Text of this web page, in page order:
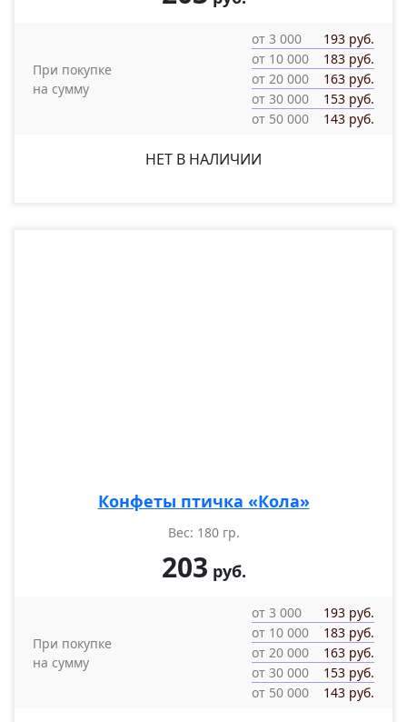
При покупке
на сумму
от 3 000
193 руб.
от 10 000
183 руб.
от 20 000
163 руб.
от 30 000
153 руб.
от 50 000
143 руб.
НЕТ В НАЛИЧИИ
Конфеты птичка «Кола»
Вес: 180 гр.
203 руб.
При покупке
на сумму
от 3 000
193 руб.
от 10 000
183 руб.
от 20 000
163 руб.
от 30 000
153 руб.
от 50 000
143 руб.